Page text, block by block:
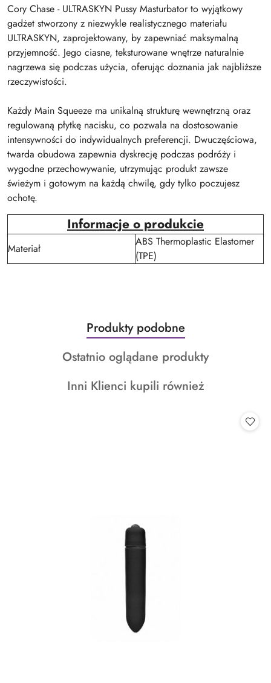
Cory Chase - ULTRASKYN Pussy Masturbator to wyjątkowy
gadżet stworzony z niezwykle realistycznego materiału
ULTRASKYN, zaprojektowany, by zapewniać maksymalną
przyjemność. Jego ciasne, teksturowane wnętrze naturalnie
nagrzewa się podczas użycia, oferując doznania jak najbliższe
rzeczywistości.
Każdy Main Squeeze ma unikalną strukturę wewnętrzną oraz
regulowaną płytkę nacisku, co pozwala na dostosowanie
intensywności do indywidualnych preferencji. Dwuczęściowa,
twarda obudowa zapewnia dyskrecję podczas podróży i
wygodne przechowywanie, utrzymując produkt zawsze
świeżym i gotowym na każdą chwilę, gdy tylko poczujesz
ochotę.
Informacje o produkcie
Materiał
ABS Thermoplastic Elastomer
(TPE)
Pomiń karuzelę produktów
Produkty
o
statusie:
Produkty podobne
Produkty
statusie:
Ostatnio oglądane produkty
Produkty
Inni Klienci kupili również